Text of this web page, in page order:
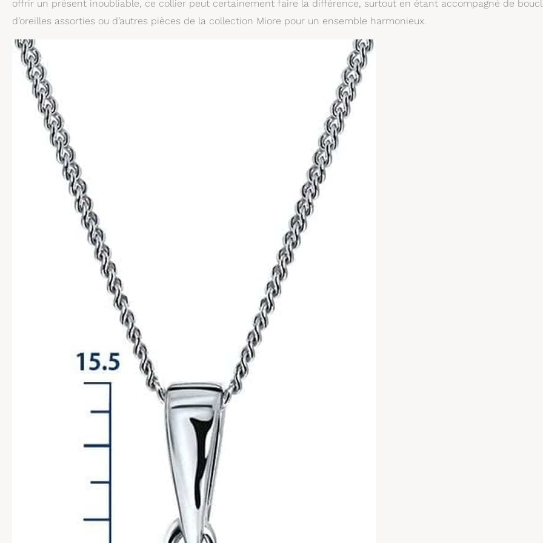
offrir un présent inoubliable, ce collier peut certainement faire la différence, surtout en étant accompagné de
d’oreilles assorties ou d’autres pièces de la collection Miore pour un ensemble harmonieux.